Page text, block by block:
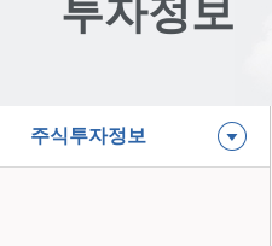
투자정보
주식투자정보